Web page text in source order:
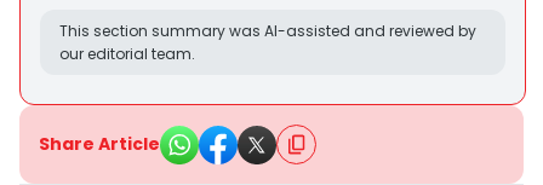
This section summary was AI-assisted and reviewed by
our editorial team.
Share Article